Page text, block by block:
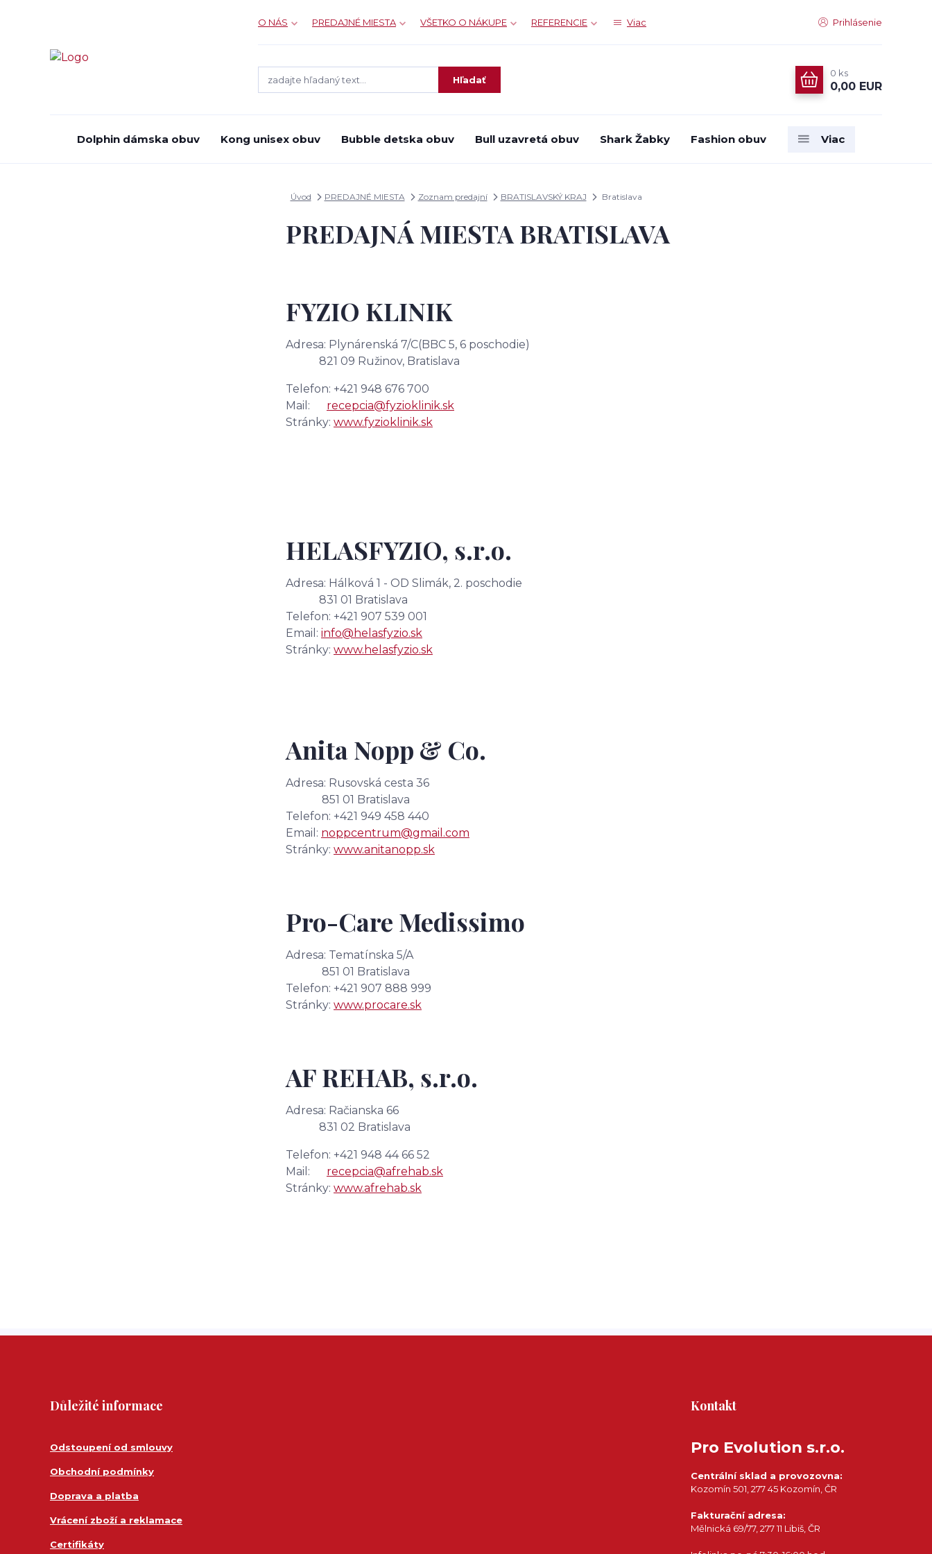
O NÁS PREDAJNÉ MIESTA VŠETKO O NÁKUPE REFERENCIE Viac Prihlásenie
Hľadať
0 ks
0,00 EUR
Dolphin dámska obuv Kong unisex obuv Bubble detska obuv Bull uzavretá obuv Shark Žabky Fashion obuv Viac
Úvod PREDAJNÉ MIESTA Zoznam predajní BRATISLAVSKÝ KRAJ Bratislava
PREDAJNÁ MIESTA BRATISLAVA
FYZIO KLINIK
Adresa: Plynárenská 7/C(BBC 5, 6 poschodie)
821 09 Ružinov, Bratislava
Telefon: +421 948 676 700
Mail: recepcia@fyzioklinik.sk
Stránky: www.fyzioklinik.sk
HELASFYZIO, s.r.o.
Adresa: Hálková 1 - OD Slimák, 2. poschodie
831 01 Bratislava
Telefon: +421 907 539 001
Email: info@helasfyzio.sk
Stránky: www.helasfyzio.sk
Anita Nopp & Co.
Adresa: Rusovská cesta 36
851 01 Bratislava
Telefon: +421 949 458 440
Email: noppcentrum@gmail.com
Stránky: www.anitanopp.sk
Pro-Care Medissimo
Adresa: Tematínska 5/A
851 01 Bratislava
Telefon: +421 907 888 999
Stránky: www.procare.sk
AF REHAB, s.r.o.
Adresa: Račianska 66
831 02 Bratislava
Telefon: +421 948 44 66 52
Mail: recepcia@afrehab.sk
Stránky: www.afrehab.sk
Důležité informace
Odstoupení od smlouvy
Obchodní podmínky
Doprava a platba
Vrácení zboží a reklamace
Certifikáty
Kontakt
Pro Evolution s.r.o.
Centrální sklad a provozovna:
Kozomín 501, 277 45 Kozomín, ČR
Fakturační adresa:
Mělnická 69/77, 277 11 Libiš, ČR